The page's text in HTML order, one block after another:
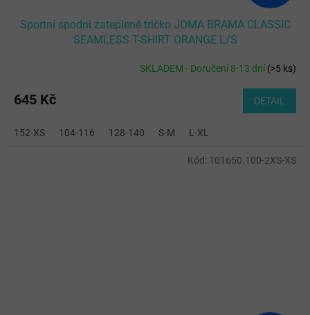
Sportní spodní zateplené tričko JOMA BRAMA CLASSIC
SEAMLESS T-SHIRT ORANGE L/S
SKLADEM - Doručení 8-13 dní(>5 ks)
645 Kč DETAIL
152-XS 104-116 128-140 S-M L-XL
Kód: 101650.100-2XS-XS